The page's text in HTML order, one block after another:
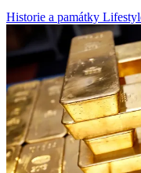
Historie a památky